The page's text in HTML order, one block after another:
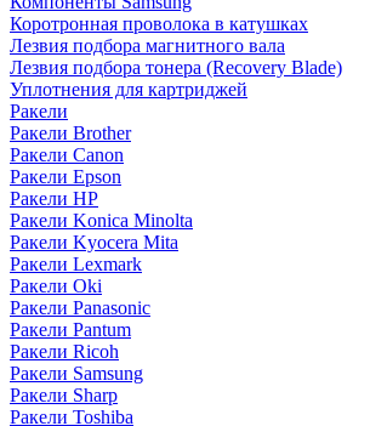
Коротронная проволока в катушках
Лезвия подбора магнитного вала
Лезвия подбора тонера (Recovery Blade)
Уплотнения для картриджей
Ракели
Ракели Brother
Ракели Canon
Ракели Epson
Ракели HP
Ракели Konica Minolta
Ракели Kyocera Mita
Ракели Lexmark
Ракели Oki
Ракели Panasonic
Ракели Pantum
Ракели Ricoh
Ракели Samsung
Ракели Sharp
Ракели Toshiba